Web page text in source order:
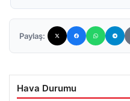
Paylaş:
Hava Durumu